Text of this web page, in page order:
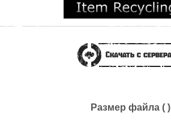
Скачать с сервера
Размер файла ( )